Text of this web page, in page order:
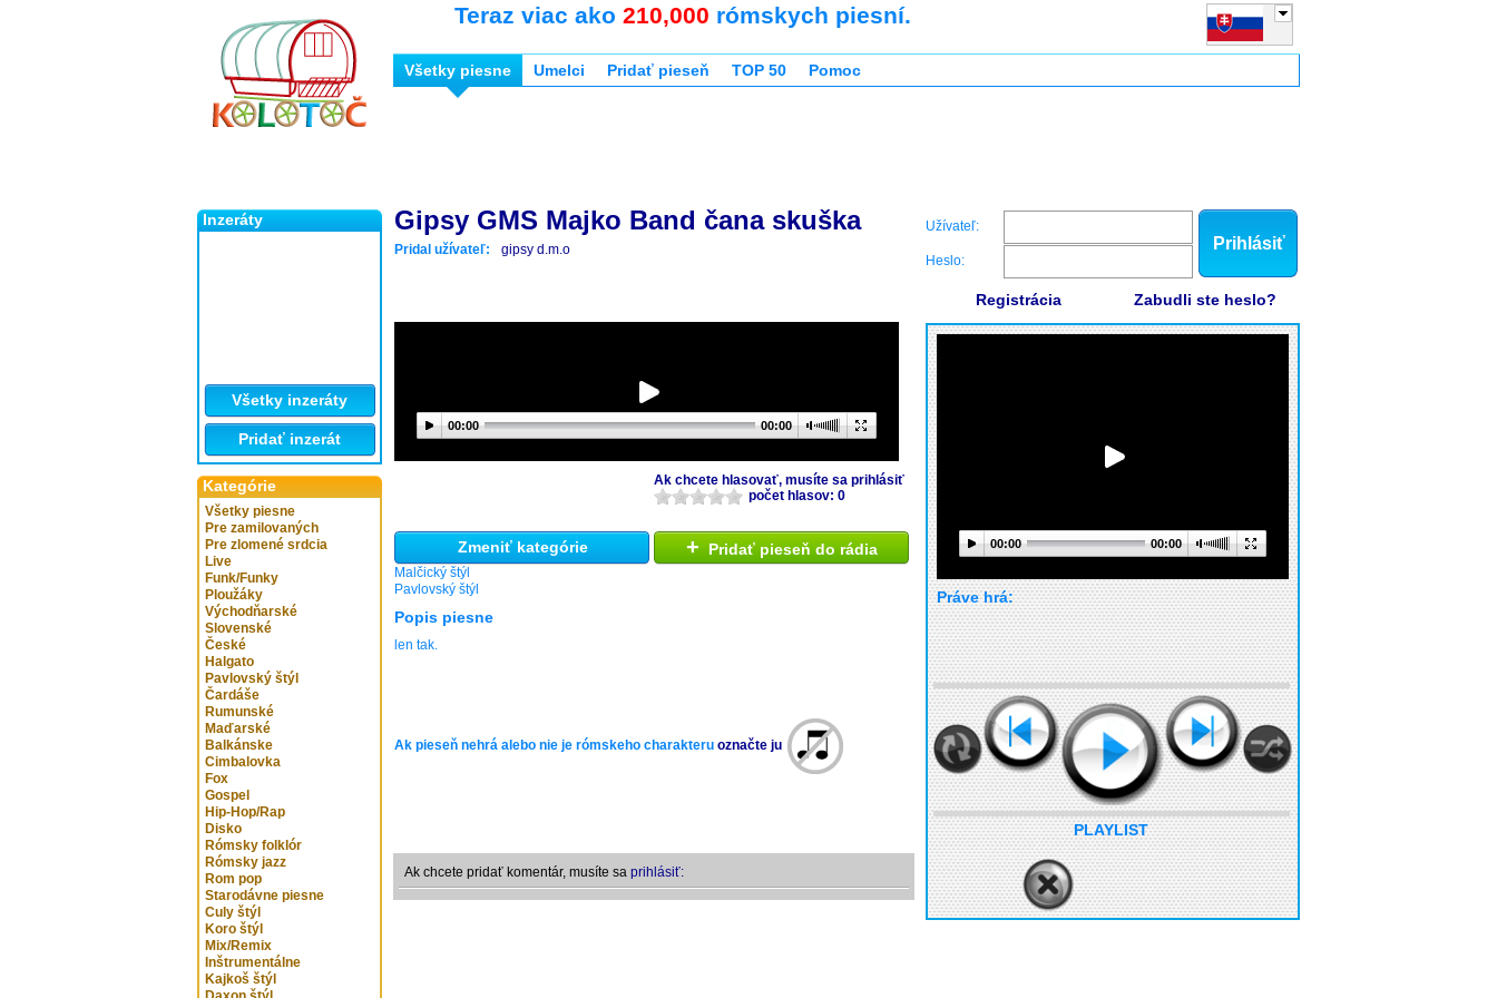
Inzeráty
Všetky inzeráty
Pridať inzerát
Kategórie
Všetky piesne
Pre zamilovaných
Pre zlomené srdcia
Live
Funk/Funky
Ploužáky
Východňarské
Slovenské
České
Halgato
Pavlovský štýl
Čardáše
Rumunské
Maďarské
Balkánske
Cimbalovka
Fox
Gospel
Hip-Hop/Rap
Disko
Rómsky folklór
Rómsky jazz
Rom pop
Starodávne piesne
Culy štýl
Koro štýl
Mix/Remix
Inštrumentálne
Kajkoš štýl
Teraz viac ako 210,000 rómskych piesní.
Všetky piesne Umelci Pridať pieseň TOP 50 Pomoc
Gipsy GMS Majko Band čana skuška
Pridal užívateľ: gipsy d.m.o
00:00 00:00
Ak chcete hlasovať, musíte sa prihlásiť
počet hlasov: 0
Zmeniť kategórie
Malčický štýl
Pavlovský štýl
+ Pridať pieseň do rádia
Popis piesne
len tak.
Ak pieseň nehrá alebo nie je rómskeho charakteru označte ju
Ak chcete pridať komentár, musíte sa prihlásiť:
Užívateľ:
Heslo:
Prihlásiť
Registrácia Zabudli ste heslo?
00:00 00:00
Práve hrá:
PLAYLIST